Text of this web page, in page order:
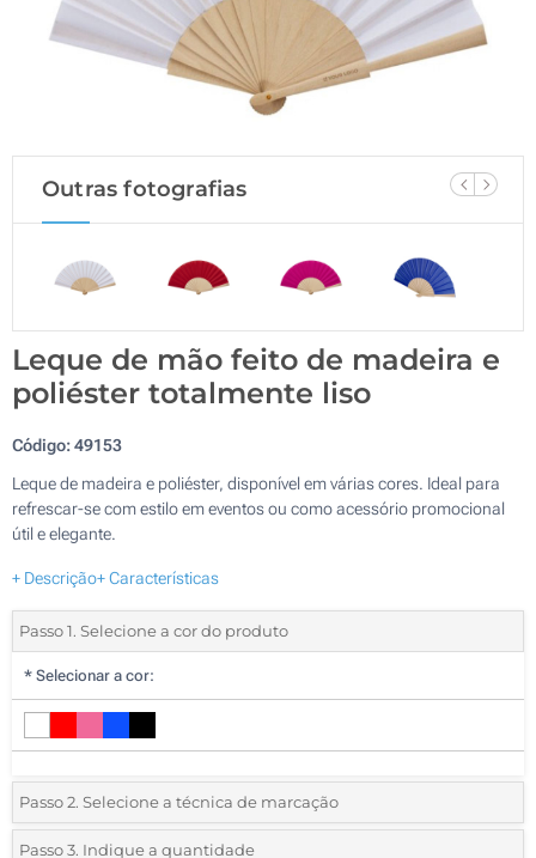
Outras fotografias
Leque de mão feito de madeira e
poliéster totalmente liso
Código:49153
Leque de madeira e poliéster, disponível em várias cores. Ideal para
refrescar-se com estilo em eventos ou como acessório promocional
útil e elegante.
+ Descrição+ Características
Passo 1. Selecione a cor do produto
* Selecionar a cor:
Passo 2. Selecione a técnica de marcação
*Selecione o tipo de marcação e as cores do logotipo:
Passo 3. Indique a quantidade